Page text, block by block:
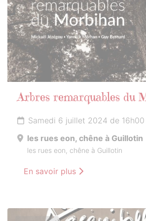
Arbres remarquables du
Samedi 6 juillet 2024 de 16h00
les rues eon, chêne à Guillotin
les rues eon, chêne à Guillotin
En savoir plus